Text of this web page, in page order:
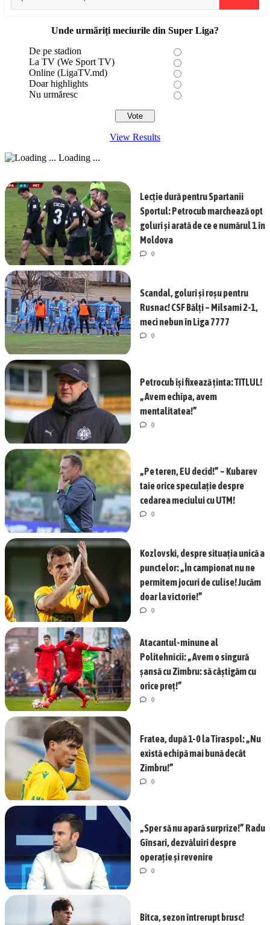
Unde urmăriți meciurile din Super Liga?
De pe stadion
La TV (We Sport TV)
Online (LigaTV.md)
Doar highlights
Nu urmăresc
View Results
Loading ...
Lecție dură pentru Spartanii
Sportul: Petrocub marchează opt
goluri și arată de ce e numărul 1 în
Moldova
0
Scandal, goluri și roșu pentru
Rusnac! CSF Bălți – Milsami 2-1,
meci nebun în Liga 7777
0
Petrocub își fixează ținta: TITLUL!
„Avem echipa, avem
mentalitatea!”
0
„Pe teren, EU decid!” – Kubarev
taie orice speculație despre
cedarea meciului cu UTM!
0
Kozlovski, despre situația unică a
punctelor: „În campionat nu ne
permitem jocuri de culise! Jucăm
doar la victorie!”
0
Atacantul-minune al
Politehnicii: „Avem o singură
șansă cu Zimbru: să câștigăm cu
orice preț!”
0
Fratea, după 1-0 la Tiraspol: „Nu
există echipă mai bună decât
Zimbru!”
0
„Sper să nu apară surprize!” Radu
Gînsari, dezvăluiri despre
operație și revenire
0
Bîtca, sezon întrerupt brusc!